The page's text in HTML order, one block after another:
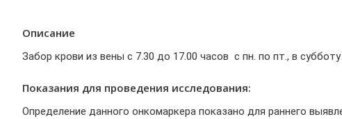
Описание
Забор крови из вены с 7.30 до 17.00 часов с пн. по пт., в
Показания для проведения исследования:
Определение данного онкомаркера показано для раннего